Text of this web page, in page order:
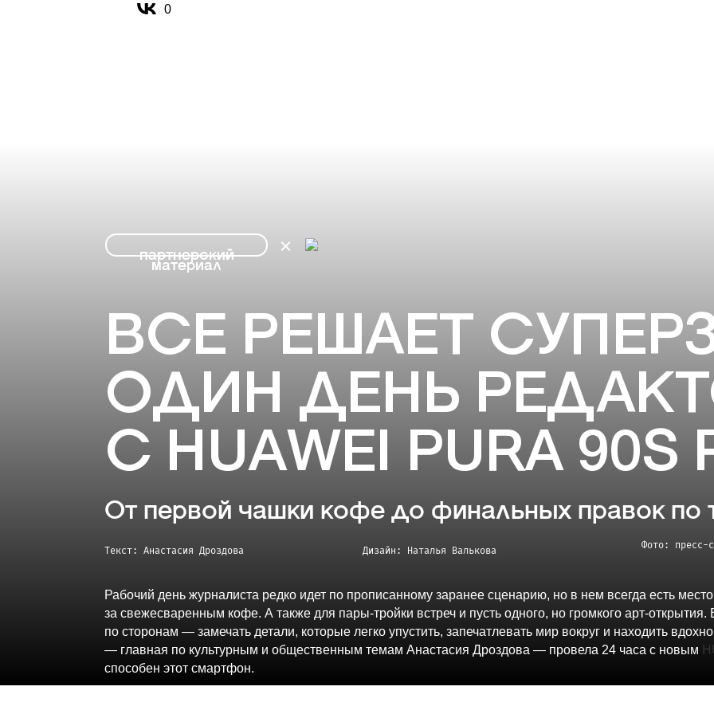
0
партнерский
материал
ВСЕ РЕШАЕТ
ОДИН ДЕНЬ
С HUAWEI PURA 90S
От первой чашки кофе до финальных правок по
Текст: Анастасия Дроздова Дизайн: Наталья Валькова Фото: пресс-
Рабочий день журналиста редко идет по прописанному заранее сценарию, но в нем всегда есть
за свежесваренным кофе. А также для пары-тройки встреч и пусть одного, но громкого арт-
по сторонам — замечать детали, которые легко упустить, запечатлевать мир вокруг и находить
— главная по культурным и общественным темам Анастасия Дроздова — провела 24 часа с новым
способен этот смартфон.